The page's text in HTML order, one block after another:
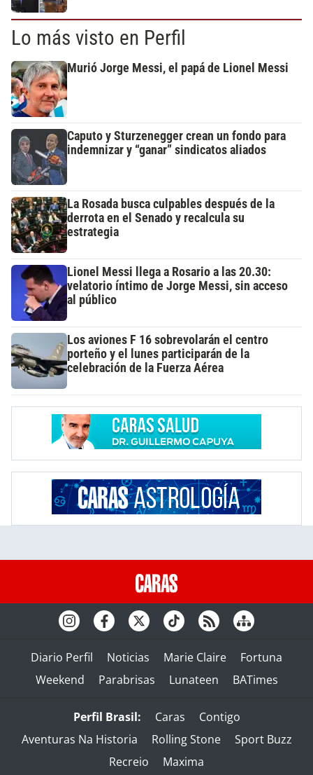
Lo más visto en Perfil
Murió Jorge Messi, el papá de Lionel Messi
Caputo y Sturzenegger crean un fondo para
indemnizar y “ganar” sindicatos aliados
La Rosada busca culpables después de la
derrota en el Senado y recalcula su
estrategia
Lionel Messi llega a Rosario a las 20.30:
velatorio íntimo de Jorge Messi, sin acceso
al público
Los aviones F 16 sobrevolarán el centro
porteño y el lunes participarán de la
celebración de la Fuerza Aérea
Diario Perfil Noticias Marie Claire
Fortuna
Weekend
Parabrisas Lunateen BATimes
Perfil Brasil: Caras
Contigo
Aventuras Na Historia
Rolling Stone
Sport Buzz
Recreio
Maxima